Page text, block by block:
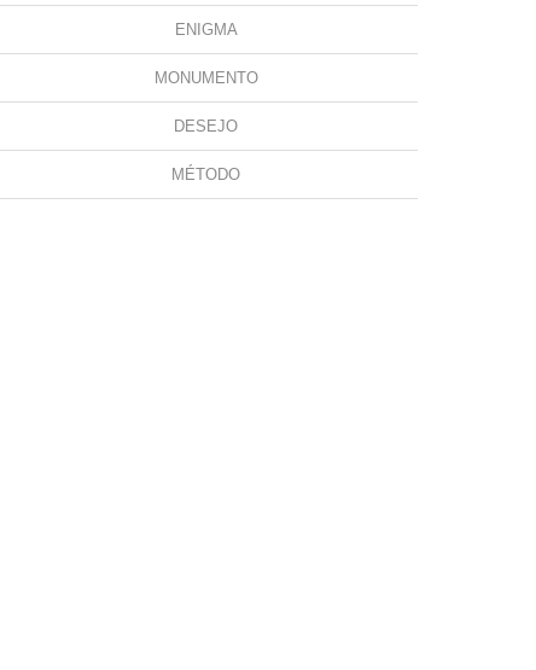
ENIGMA
MONUMENTO
DESEJO
MÉTODO